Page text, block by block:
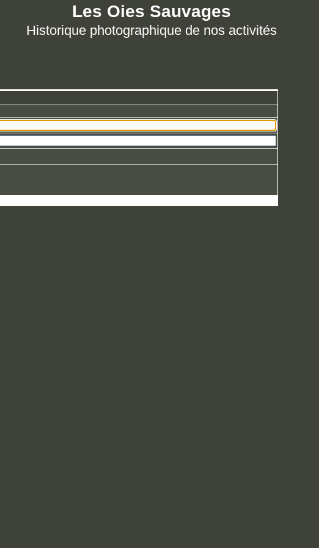
Les Oies Sauvages
Historique photographique de nos activités